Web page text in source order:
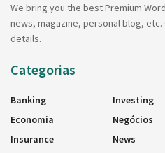
We bring you the best Premium
news, magazine, personal blog,
details.
Categorias
Banking
Economia
Insurance
Investing
Negócios
News